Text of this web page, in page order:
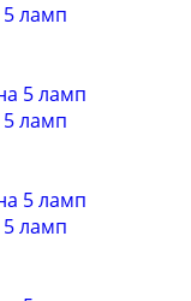
5 ламп
5 ламп
5 ламп